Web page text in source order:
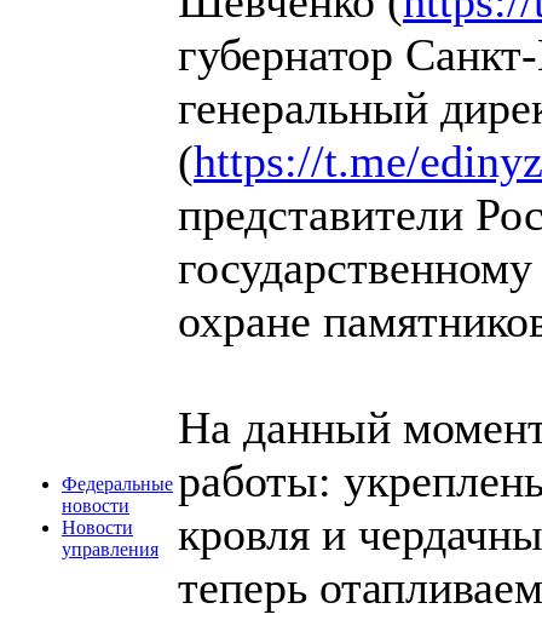
Федеральные
новости
Новости
управления
губернатор
генеральный
(https://t.me/
представители
охране
На данный
работы:
кровля и
теперь